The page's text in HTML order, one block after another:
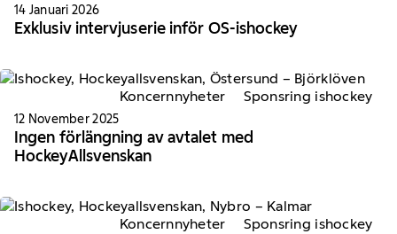
14 Januari 2026
Exklusiv intervjuserie inför OS-ishockey
Koncernnyheter Sponsring ishockey
12 November 2025
Ingen förlängning av avtalet med
HockeyAllsvenskan
Koncernnyheter Sponsring ishockey